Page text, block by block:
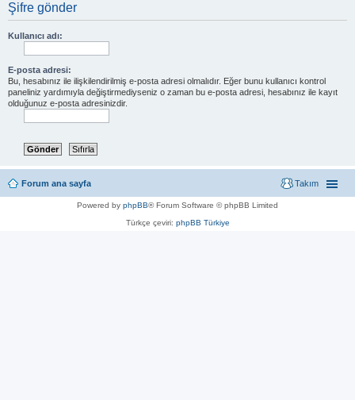
Şifre gönder
Kullanıcı adı:
E-posta adresi:
Bu, hesabınız ile ilişkilendirilmiş e-posta adresi olmalıdır. Eğer bunu kullanıcı kontrol
paneliniz yardımıyla değiştirmediyseniz o zaman bu e-posta adresi, hesabınız ile kayıt
olduğunuz e-posta adresinizdir.
Forum ana sayfa Takım
Powered by phpBB® Forum Software © phpBB Limited
Türkçe çeviri: phpBB Türkiye